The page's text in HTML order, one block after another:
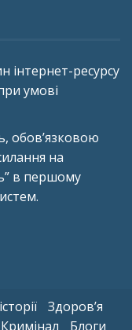
інтернет-ресурсу
умові
обов’язковою
на
в першому
Здоров’я
Кримінал Блоги